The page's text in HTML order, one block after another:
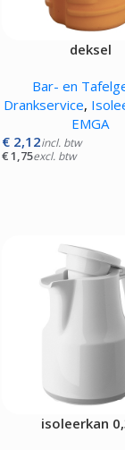
deksel
Bar- en
Drankservice,
EMGA
€2,12incl. btw
€1,75excl. btw
isoleerkan